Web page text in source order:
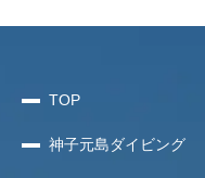
TOP
神子元島ダイビング